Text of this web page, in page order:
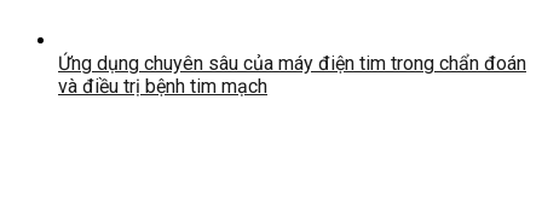
Ứng dụng chuyên sâu của máy điện tim trong chẩn đoán
và điều trị bệnh tim mạch